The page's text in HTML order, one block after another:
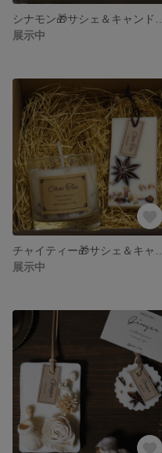
展示中
展示中